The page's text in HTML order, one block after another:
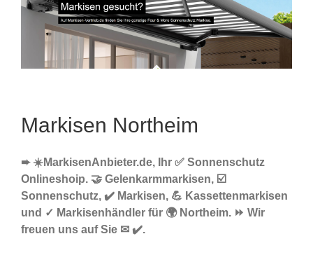
Markisen Northeim
➨ ☀️MarkisenAnbieter.de, Ihr ✅ Sonnenschutz
Onlineshoip. 🤝 Gelenkarmmarkisen, ☑️
Sonnenschutz, ✔️ Markisen, 💪 Kassettenmarkisen
und ✓ Markisenhändler für 🌍 Northeim. ⏩ Wir
freuen uns auf Sie ✉ ✔️.